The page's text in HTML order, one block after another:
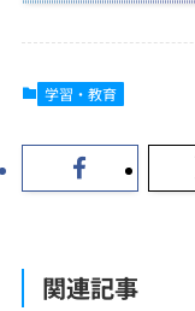
学習・教育
関連記事